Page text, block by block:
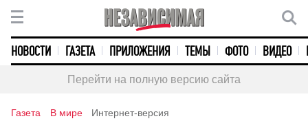
НОВОСТИ ГАЗЕТА ПРИЛОЖЕНИЯ ТЕМЫ ФОТО ВИДЕО
Перейти на полную версию сайта
Газета В мире Интернет-версия